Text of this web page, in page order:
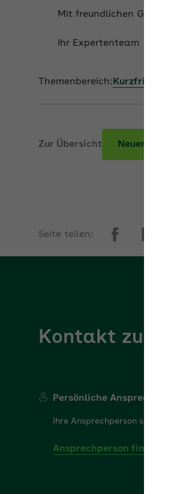
Mit freundlichen Grüßen
Ihr Expertenteam
Themenbereich:Kurzfristige
Zur Übersicht Neuer
Seite teilen:
Kontakt zur
Persönliche
Ihre Ansprechperson steht
Ansprechperson finden